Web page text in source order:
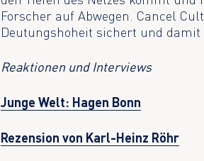
Forscher auf Abwegen. Cancel
Deutungshoheit sichert und damit
Reaktionen und Interviews
Junge Welt: Hagen Bonn
Rezension von Karl-Heinz Röhr